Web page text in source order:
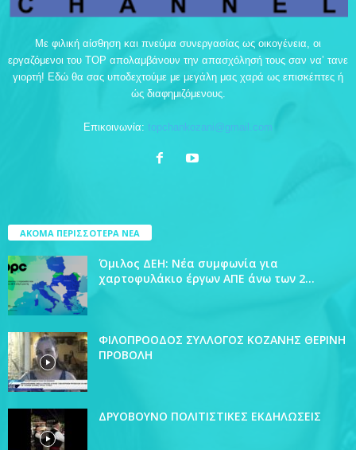
Με φιλική αίσθηση και πνεύμα συνεργασίας ως οικογένεια, οι
εργαζόμενοι του TOP απολαμβάνουν την απασχόλησή τους σαν να’ τανε
γιορτή! Εδώ θα σας υποδεχτούμε με μεγάλη μας χαρά ως επισκέπτες ή
ώς διαφημιζόμενους.
Επικοινωνία: topchankozani@gmail.com
ΑΚΟΜΑ ΠΕΡΙΣΣΟΤΕΡΑ ΝΕΑ
Όμιλος ΔΕΗ: Νέα συμφωνία για
χαρτοφυλάκιο έργων ΑΠΕ άνω των 2...
ΦΙΛΟΠΡΟΟΔΟΣ ΣΥΛΛΟΓΟΣ ΚΟΖΑΝΗΣ ΘΕΡΙΝΗ
ΠΡΟΒΟΛΗ
ΔΡΥΟΒΟΥΝΟ ΠΟΛΙΤΙΣΤΙΚΕΣ ΕΚΔΗΛΩΣΕΙΣ